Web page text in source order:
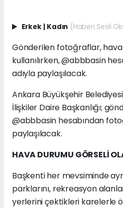
Erkek | Kadın (Haberi Sesli
Gönderilen fotoğraflar,
kullanılırken, @abbbasin
adıyla paylaşılacak.
Ankara Büyükşehir Belediyesi
İlişkiler Daire Başkanlığı;
@abbbasin hesabından
paylaşılacak.
HAVA DURUMU GÖRSELİ
Başkenti her mevsiminde
parklarını, rekreasyon
yerlerini çektikleri karelerle